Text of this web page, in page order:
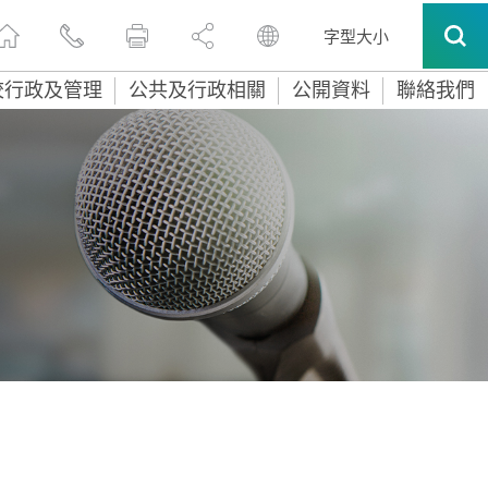
字型大小
政及管理 公共及行政相關 公開資料 聯絡我們